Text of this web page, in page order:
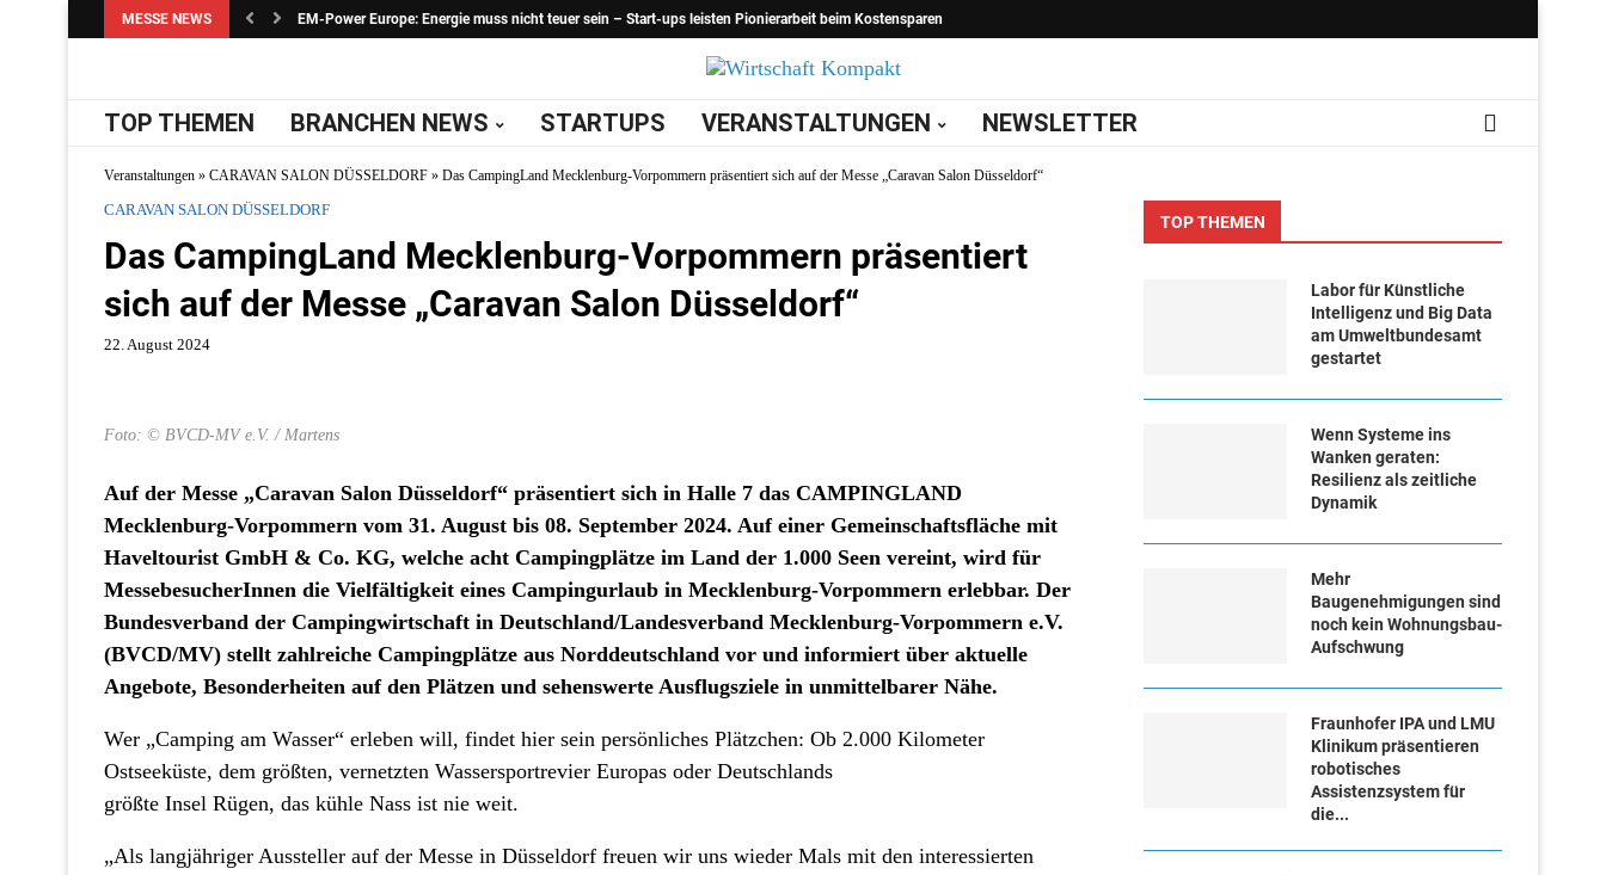
MESSE NEWS EM-Power Europe: Energie muss nicht teuer sein – Start-ups leisten Pionierarbeit beim Kostensparen
TOP THEMEN BRANCHEN NEWS STARTUPS VERANSTALTUNGEN NEWSLETTER
Veranstaltungen » CARAVAN SALON DÜSSELDORF » Das CampingLand Mecklenburg-Vorpommern präsentiert sich auf der Messe „Caravan Salon Düsseldorf“
CARAVAN SALON DÜSSELDORF
Das CampingLand Mecklenburg-Vorpommern präsentiert
sich auf der Messe „Caravan Salon Düsseldorf“
22. August 2024
Foto: © BVCD-MV e.V. / Martens
Auf der Messe „Caravan Salon Düsseldorf“ präsentiert sich in Halle 7 das CAMPINGLAND
Mecklenburg-Vorpommern vom 31. August bis 08. September 2024. Auf einer Gemeinschaftsfläche mit
Haveltourist GmbH & Co. KG, welche acht Campingplätze im Land der 1.000 Seen vereint, wird für
MessebesucherInnen die Vielfältigkeit eines Campingurlaub in Mecklenburg-Vorpommern erlebbar. Der
Bundesverband der Campingwirtschaft in Deutschland/Landesverband Mecklenburg-Vorpommern e.V.
(BVCD/MV) stellt zahlreiche Campingplätze aus Norddeutschland vor und informiert über aktuelle
Angebote, Besonderheiten auf den Plätzen und sehenswerte Ausflugsziele in unmittelbarer Nähe.
Wer „Camping am Wasser“ erleben will, findet hier sein persönliches Plätzchen: Ob 2.000 Kilometer
Ostseeküste, dem größten, vernetzten Wassersportrevier Europas oder Deutschlands
größte Insel Rügen, das kühle Nass ist nie weit.
„Als langjähriger Aussteller auf der Messe in Düsseldorf freuen wir uns wieder Mals mit den interessierten
TOP THEMEN
Labor für Künstliche
Intelligenz und Big Data
am Umweltbundesamt
gestartet
Wenn Systeme ins
Wanken geraten:
Resilienz als zeitliche
Dynamik
Mehr
Baugenehmigungen sind
noch kein Wohnungsbau-
Aufschwung
Fraunhofer IPA und LMU
Klinikum präsentieren
robotisches
Assistenzsystem für
die...